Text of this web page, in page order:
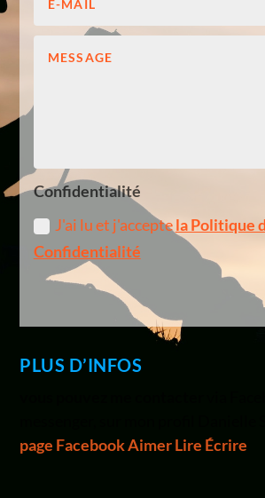
Confidentialité
J'ai lu et j'acceptela Politique
Confidentialité
PLUS D’INFOS
ssenger, sur mon profil Danielle
page Facebook Aimer Lire Écrire